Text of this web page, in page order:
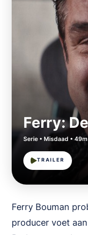
Ferry:
Serie • Misdaad •
TRAILER
Ferry Bouman
producer voet